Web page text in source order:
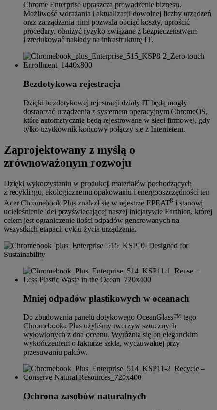
Chrome Enterprise upraszcza prowadzenie biznesu.
Możliwość wdrażania i aktualizacji dowolnej liczby urządzeń
oraz zarządzania nimi pozwala obciąć koszty, uprościć
procedury, obniżyć ryzyko związane z bezpieczeństwem
i zredukować nakłady na infrastrukturę IT.
Bezdotykowa rejestracja
Dzięki bezdotykowej rejestracji działy IT będą mogły
dostarczać urządzenia z systemem operacyjnym ChromeOS,
które automatycznie będą rejestrowane w sieci firmowej, gdy
tylko użytkownik końcowy połączy się z Internetem.
Zaprojektowany z myślą o
zrównoważonym rozwoju
Dzięki wykorzystaniu w produkcji materiałów pochodzących
z recyklingu, ekologicznemu opakowaniu i energooszczędności ten
Acer Chromebook Plus znalazł się w rejestrze EPEAT8 i stanowi
ucieleśnienie idei przyświecającej naszej inicjatywie Earthion, której
celem jest ograniczenie ilości odpadów generowanych na
wszystkich etapach cyklu życia urządzenia.
Mniej odpadów plastikowych w oceanach
Do zbudowania panelu dotykowego OceanGlass™ tego
Chromebooka Plus użyliśmy tworzyw sztucznych
wyłowionych z dna oceanu. Wyróżnia się on eleganckim
wykończeniem o fakturze szkła, wyczuwalnej przy
przesuwaniu palców.
Ochrona zasobów naturalnych